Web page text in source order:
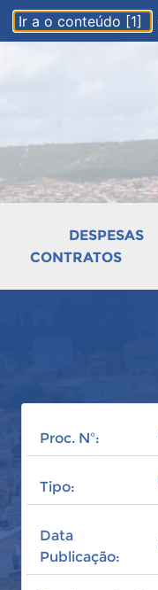
Ir a o conteúdo [1]
DESPESAS
CONTRATOS
Proc. Nº:
Tipo:
Data
Publicação: